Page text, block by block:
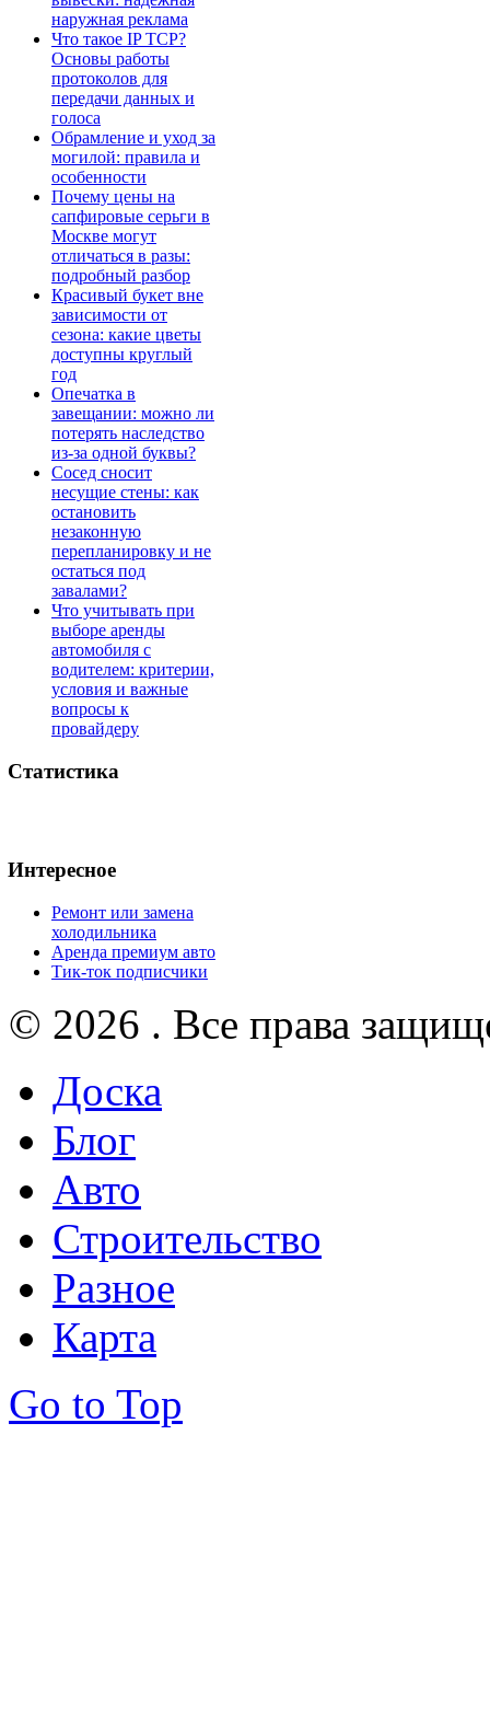
наружная реклама
Что такое IP TCP?
Основы работы
протоколов для
передачи данных и
голоса
Обрамление и уход за
могилой: правила и
особенности
Почему цены на
сапфировые серьги в
Москве могут
отличаться в разы:
подробный разбор
Красивый букет вне
зависимости от
сезона: какие цветы
доступны круглый
год
Опечатка в
завещании: можно ли
потерять наследство
из-за одной буквы?
Сосед сносит
несущие стены: как
остановить
незаконную
перепланировку и не
остаться под
завалами?
Что учитывать при
выборе аренды
автомобиля с
водителем: критерии,
условия и важные
вопросы к
провайдеру
Статистика
Интересное
Ремонт или замена
холодильника
Аренда премиум авто
Тик-ток подписчики
© 2026 . Все права
Доска
Блог
Авто
Строительство
Разное
Карта
Go to Top